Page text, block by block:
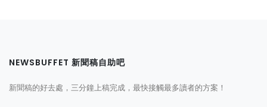
NEWSBUFFET 新聞稿自助吧
新聞稿的好去處，三分鐘上稿完成，最快接觸最多讀者的方案！